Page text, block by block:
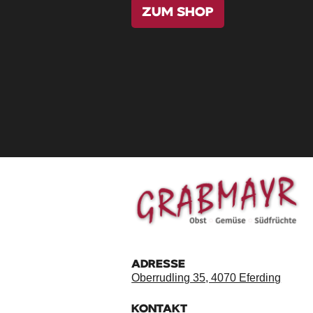
ZUM SHOP
ADRESSE
Oberrudling 35, 4070 Eferding
KONTAKT